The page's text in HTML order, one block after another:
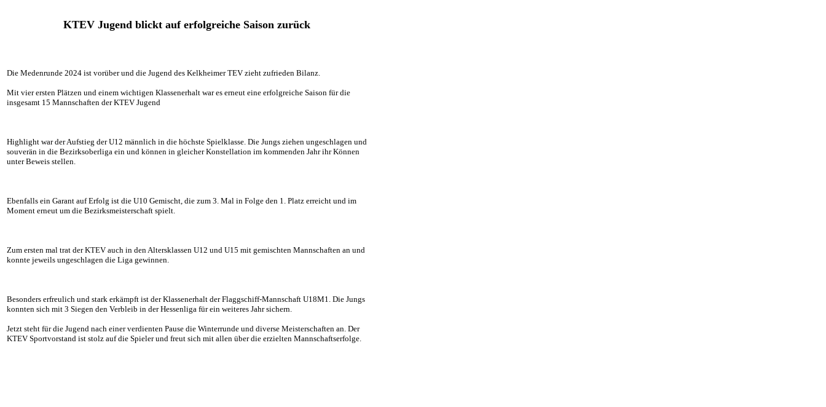
KTEV Jugend blickt auf erfolgreiche Saison zurück
Die Medenrunde 2024 ist vorüber und die Jugend des Kelkheimer TEV zieht zufrieden Bilanz.
Mit vier ersten Plätzen und einem wichtigen Klassenerhalt war es erneut eine erfolgreiche Saison für die
insgesamt 15 Mannschaften der KTEV Jugend
Highlight war der Aufstieg der U12 männlich in die höchste Spielklasse. Die Jungs ziehen ungeschlagen und
souverän in die Bezirksoberliga ein und können in gleicher Konstellation im kommenden Jahr ihr Können
unter Beweis stellen.
Ebenfalls ein Garant auf Erfolg ist die U10 Gemischt, die zum 3. Mal in Folge den 1. Platz erreicht und im
Moment erneut um die Bezirksmeisterschaft spielt.
Zum ersten mal trat der KTEV auch in den Altersklassen U12 und U15 mit gemischten Mannschaften an und
konnte jeweils ungeschlagen die Liga gewinnen.
Besonders erfreulich und stark erkämpft ist der Klassenerhalt der Flaggschiff-Mannschaft U18M1. Die Jungs
konnten sich mit 3 Siegen den Verbleib in der Hessenliga für ein weiteres Jahr sichern.
Jetzt steht für die Jugend nach einer verdienten Pause die Winterrunde und diverse Meisterschaften an. Der
KTEV Sportvorstand ist stolz auf die Spieler und freut sich mit allen über die erzielten Mannschaftserfolge.